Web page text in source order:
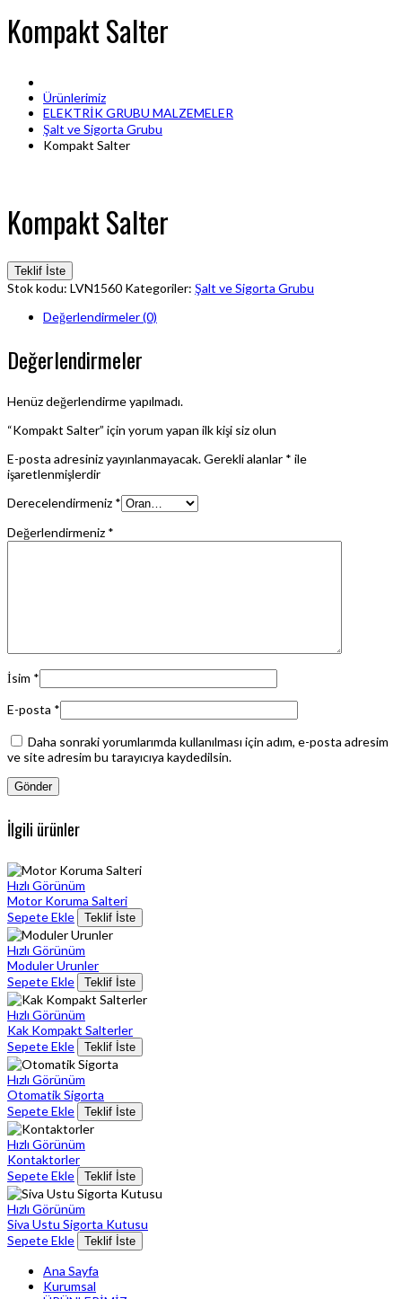
Kompakt Salter
Ürünlerimiz
ELEKTRİK GRUBU MALZEMELER
Şalt ve Sigorta Grubu
Kompakt Salter
Kompakt Salter
Teklif İste
Stok kodu: LVN1560 Kategoriler: Şalt ve Sigorta Grubu
Değerlendirmeler (0)
Değerlendirmeler
Henüz değerlendirme yapılmadı.
“Kompakt Salter” için yorum yapan ilk kişi siz olun
E-posta adresiniz yayınlanmayacak.Gerekli alanlar * ile
işaretlenmişlerdir
Derecelendirmeniz *
Değerlendirmeniz *
İsim *
E-posta *
Daha sonraki yorumlarımda kullanılması için adım, e-posta adresim
ve site adresim bu tarayıcıya kaydedilsin.
İlgili ürünler
Hızlı Görünüm
Motor Koruma Salteri
Sepete Ekle
Teklif İste
Hızlı Görünüm
Moduler Urunler
Sepete Ekle
Teklif İste
Hızlı Görünüm
Kak Kompakt Salterler
Sepete Ekle
Teklif İste
Hızlı Görünüm
Otomatik Sigorta
Sepete Ekle
Teklif İste
Hızlı Görünüm
Kontaktorler
Sepete Ekle
Teklif İste
Hızlı Görünüm
Siva Ustu Sigorta Kutusu
Sepete Ekle
Teklif İste
Ana Sayfa
Kurumsal